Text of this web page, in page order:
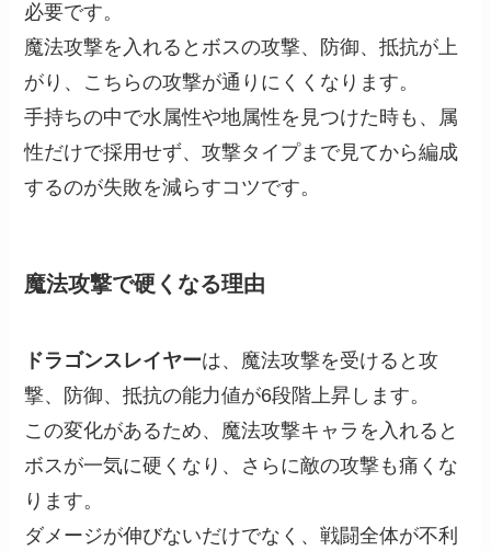
必要です。
魔法攻撃を入れるとボスの攻撃、防御、抵抗が上
がり、こちらの攻撃が通りにくくなります。
手持ちの中で水属性や地属性を見つけた時も、属
性だけで採用せず、攻撃タイプまで見てから編成
するのが失敗を減らすコツです。
魔法攻撃で硬くなる理由
ドラゴンスレイヤーは、魔法攻撃を受けると攻
撃、防御、抵抗の能力値が6段階上昇します。
この変化があるため、魔法攻撃キャラを入れると
ボスが一気に硬くなり、さらに敵の攻撃も痛くな
ります。
ダメージが伸びないだけでなく、戦闘全体が不利